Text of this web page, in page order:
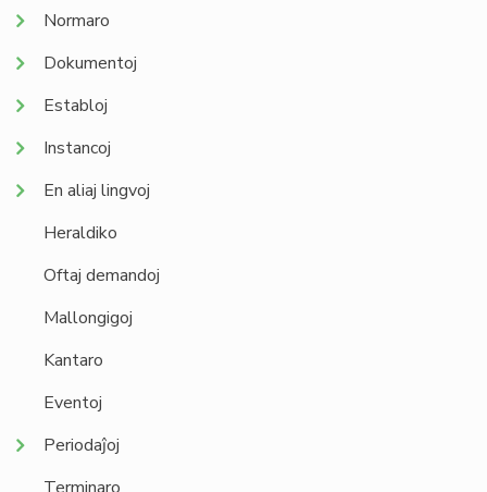
Normaro
Dokumentoj
Establoj
Instancoj
En aliaj lingvoj
Heraldiko
Oftaj demandoj
Mallongigoj
Kantaro
Eventoj
Periodaĵoj